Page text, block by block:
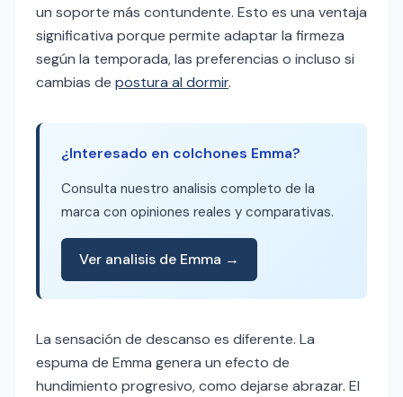
un soporte más contundente. Esto es una ventaja
significativa porque permite adaptar la firmeza
según la temporada, las preferencias o incluso si
cambias de postura al dormir.
¿Interesado en colchones Emma?
Consulta nuestro analisis completo de la
marca con opiniones reales y comparativas.
Ver analisis de Emma →
La sensación de descanso es diferente. La
espuma de Emma genera un efecto de
hundimiento progresivo, como dejarse abrazar. El